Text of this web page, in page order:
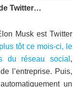
Twitter…
Musk est Twitter
plus tôt ce mois-ci, le
du réseau social ,
l’entreprise. Puis,
un